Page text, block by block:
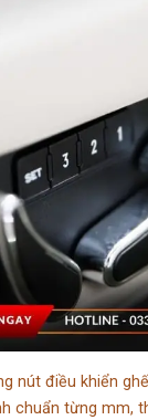
nút điều khiển
chuẩn từng mm,